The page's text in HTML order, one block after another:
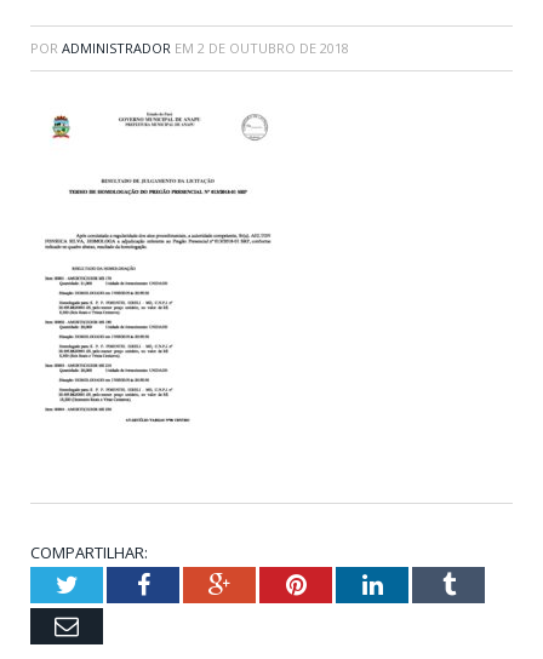
POR ADMINISTRADOR EM 2 DE OUTUBRO DE 2018
COMPARTILHAR:
TwitterFacebookGoogle+PinterestLinkedInTumblr
Email